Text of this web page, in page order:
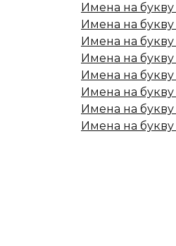
Имена на букву
Имена на
Имена на букву
Имена на
Имена на
Имена на букву
Имена на
Имена на букву